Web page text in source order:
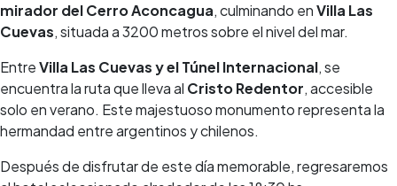
mirador del Cerro Aconcagua, culminando enVilla Las
Cuevas, situada a 3200 metros sobre el nivel del mar.
EntreVilla Las Cuevas y el Túnel Internacional, se
encuentra la ruta que lleva al Cristo Redentor, accesible
solo en verano. Este majestuoso monumento representa la
hermandad entre argentinos y chilenos.
Después de disfrutar de este día memorable, regresaremos